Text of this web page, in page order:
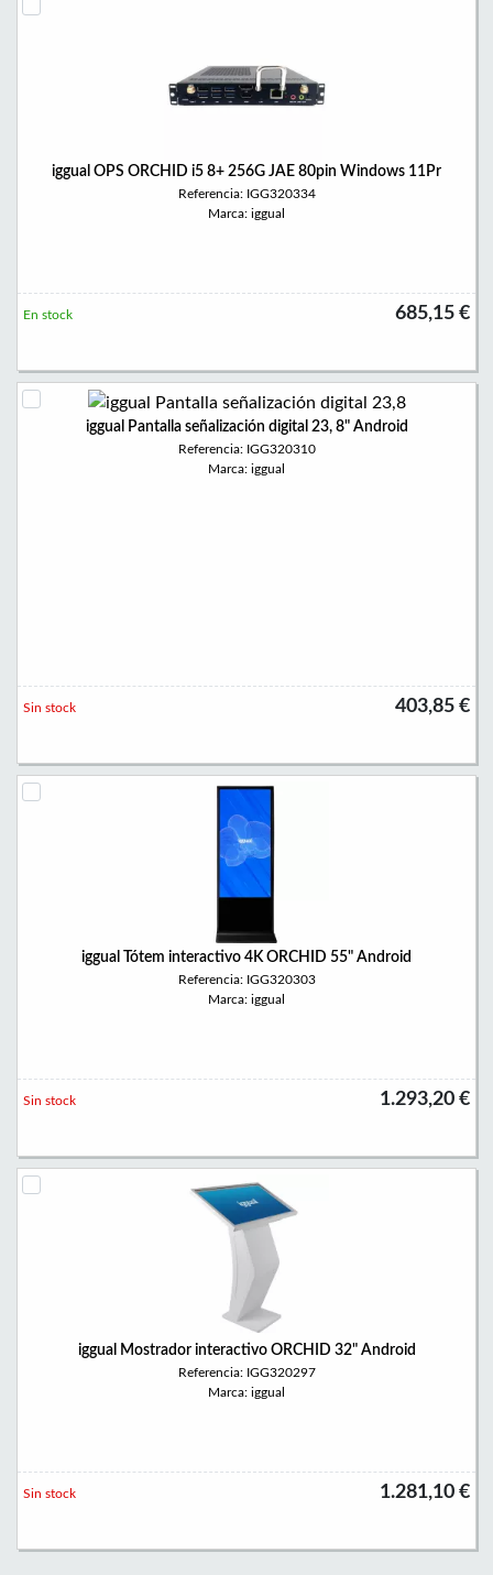
iggual OPS ORCHID i5 8+ 256G JAE 80pin Windows 11Pr
Referencia: IGG320334
Marca: iggual
685,15 €
En stock
iggual Pantalla señalización digital 23, 8" Android
Referencia: IGG320310
Marca: iggual
403,85 €
Sin stock
iggual Tótem interactivo 4K ORCHID 55" Android
Referencia: IGG320303
Marca: iggual
1.293,20 €
Sin stock
iggual Mostrador interactivo ORCHID 32" Android
Referencia: IGG320297
Marca: iggual
1.281,10 €
Sin stock